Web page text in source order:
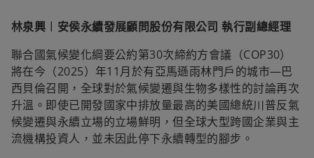
林泉興︱安侯永續發展顧問股份有限公司 執行副總經理
聯合國氣候變化綱要公約第30次締約方會議（COP30）
將在今（2025）年11月於有亞馬遜雨林門戶的城市—巴
西貝倫召開，全球對於氣候變遷與生物多樣性的討論再次
升溫。即使已開發國家中排放量最高的美國總統川普反氣
候變遷與永續立場的立場鮮明，但全球大型跨國企業與主
流機構投資人，並未因此停下永續轉型的腳步。